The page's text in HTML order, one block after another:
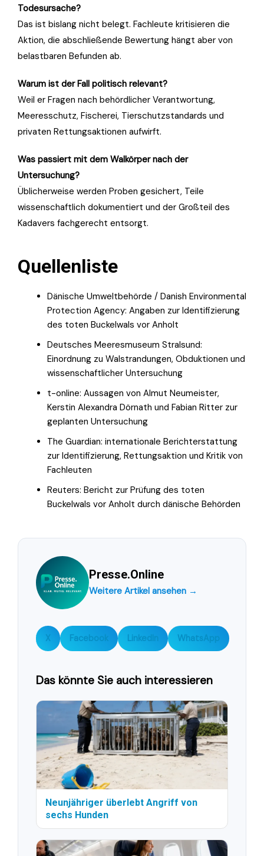
Todesursache?
Das ist bislang nicht belegt. Fachleute kritisieren die
Aktion, die abschließende Bewertung hängt aber von
belastbaren Befunden ab.
Warum ist der Fall politisch relevant?
Weil er Fragen nach behördlicher Verantwortung,
Meeresschutz, Fischerei, Tierschutzstandards und
privaten Rettungsaktionen aufwirft.
Was passiert mit dem Walkörper nach der
Untersuchung?
Üblicherweise werden Proben gesichert, Teile
wissenschaftlich dokumentiert und der Großteil des
Kadavers fachgerecht entsorgt.
Quellenliste
Dänische Umweltbehörde / Danish Environmental
Protection Agency: Angaben zur Identifizierung
des toten Buckelwals vor Anholt
Deutsches Meeresmuseum Stralsund:
Einordnung zu Walstrandungen, Obduktionen und
wissenschaftlicher Untersuchung
t-online: Aussagen von Almut Neumeister,
Kerstin Alexandra Dörnath und Fabian Ritter zur
geplanten Untersuchung
The Guardian: internationale Berichterstattung
zur Identifizierung, Rettungsaktion und Kritik von
Fachleuten
Reuters: Bericht zur Prüfung des toten
Buckelwals vor Anholt durch dänische Behörden
Presse.Online
Weitere Artikel ansehen →
X Facebook LinkedIn WhatsApp
Das könnte Sie auch interessieren
Neunjähriger überlebt Angriff von
sechs Hunden